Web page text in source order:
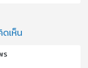
เห็น
ร